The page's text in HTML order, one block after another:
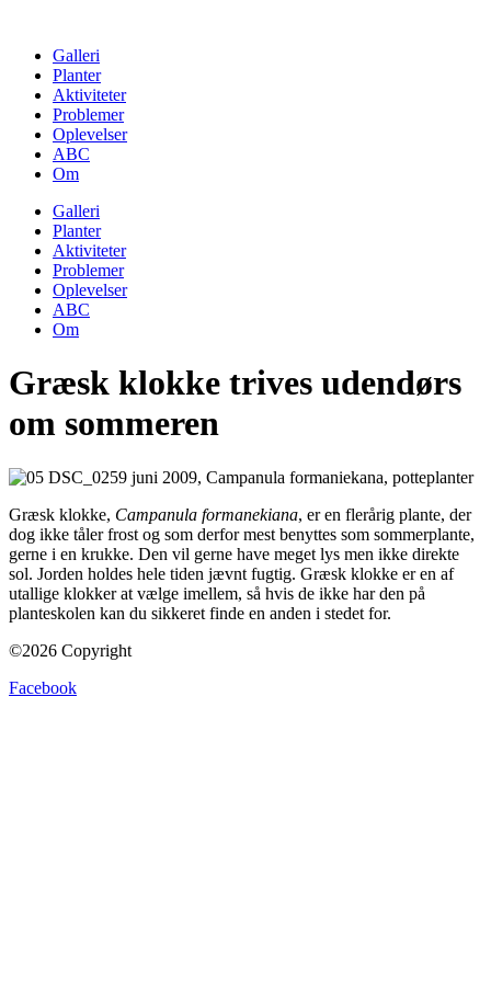
contentGalleri
Planter
Aktiviteter
Problemer
Oplevelser
ABC
Om
Galleri
Planter
Aktiviteter
Problemer
Oplevelser
ABC
Om
Græsk klokke trives udendørs
om sommeren
Græsk klokke, Campanula formanekiana, er en flerårig plante, der
dog ikke tåler frost og som derfor mest benyttes som sommerplante,
gerne i en krukke. Den vil gerne have meget lys men ikke direkte
sol. Jorden holdes hele tiden jævnt fugtig. Græsk klokke er en af
utallige klokker at vælge imellem, så hvis de ikke har den på
planteskolen kan du sikkeret finde en anden i stedet for.
©2026 Copyright
Facebook